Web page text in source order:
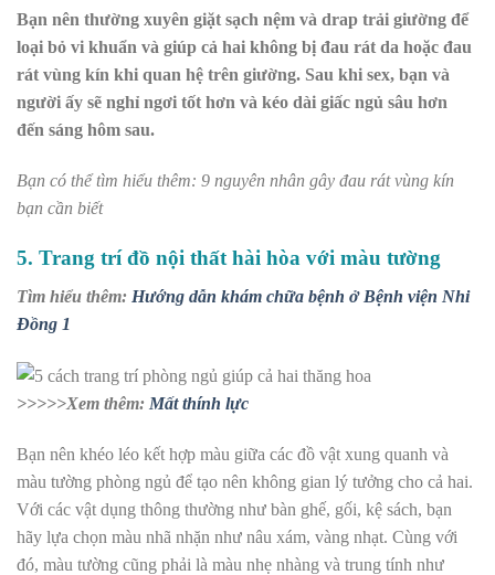
Bạn nên thường xuyên giặt sạch nệm và drap trải giường để
loại bỏ vi khuẩn và giúp cả hai không bị đau rát da hoặc đau
rát vùng kín khi quan hệ trên giường. Sau khi sex, bạn và
người ấy sẽ nghỉ ngơi tốt hơn và kéo dài giấc ngủ sâu hơn
đến sáng hôm sau.
Bạn có thể tìm hiểu thêm: 9 nguyên nhân gây đau rát vùng kín
bạn cần biết
5. Trang trí đồ nội thất hài hòa với màu tường
Tìm hiểu thêm: Hướng dẫn khám chữa bệnh ở Bệnh viện Nhi
Đồng 1
>>>>>Xem thêm: Mất thính lực
Bạn nên khéo léo kết hợp màu giữa các đồ vật xung quanh và
màu tường phòng ngủ để tạo nên không gian lý tưởng cho cả hai.
Với các vật dụng thông thường như bàn ghế, gối, kệ sách, bạn
hãy lựa chọn màu nhã nhặn như nâu xám, vàng nhạt. Cùng với
đó, màu tường cũng phải là màu nhẹ nhàng và trung tính như